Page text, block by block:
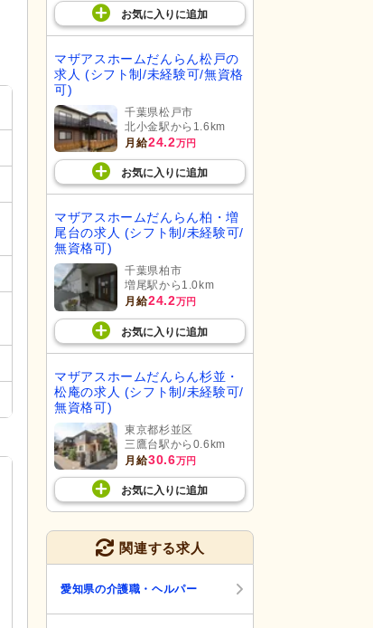
お気に入り に追加
マザアスホームだんらん松戸の
求人 (シフト制/未経験可/無資格
可)
千葉県松戸市
北小金駅から1.6km
月給24.2万円
お気に入り に追加
マザアスホームだんらん柏・増
尾台の求人 (シフト制/未経験可/
無資格可)
千葉県柏市
増尾駅から1.0km
月給24.2万円
お気に入り に追加
マザアスホームだんらん杉並・
松庵の求人 (シフト制/未経験可/
無資格可)
東京都杉並区
三鷹台駅から0.6km
月給30.6万円
お気に入り に追加
関連する求人
愛知県の介護職・ヘルパー